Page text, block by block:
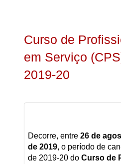
Curso de
em Serviço
2019-20
Decorre, entre 26 de
de 2019, o período de
de 2019-20 do Curso de